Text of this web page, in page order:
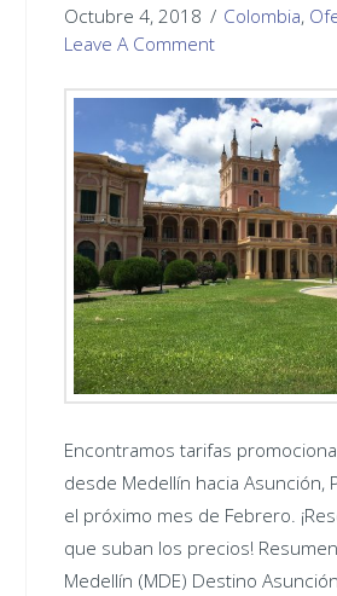
Octubre 4, 2018 Colombia,
Leave A Comment
Encontramos tarifas
desde Medellín hacia Asunción,
el próximo mes de Febrero.
que suban los precios!
Medellín (MDE) Destino